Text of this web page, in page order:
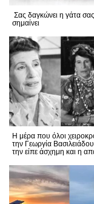
Σας δαγκώνει η γάτα
σημαίνει
Η μέρα που όλοι
την Γεωργία
την είπε άσχημη και η